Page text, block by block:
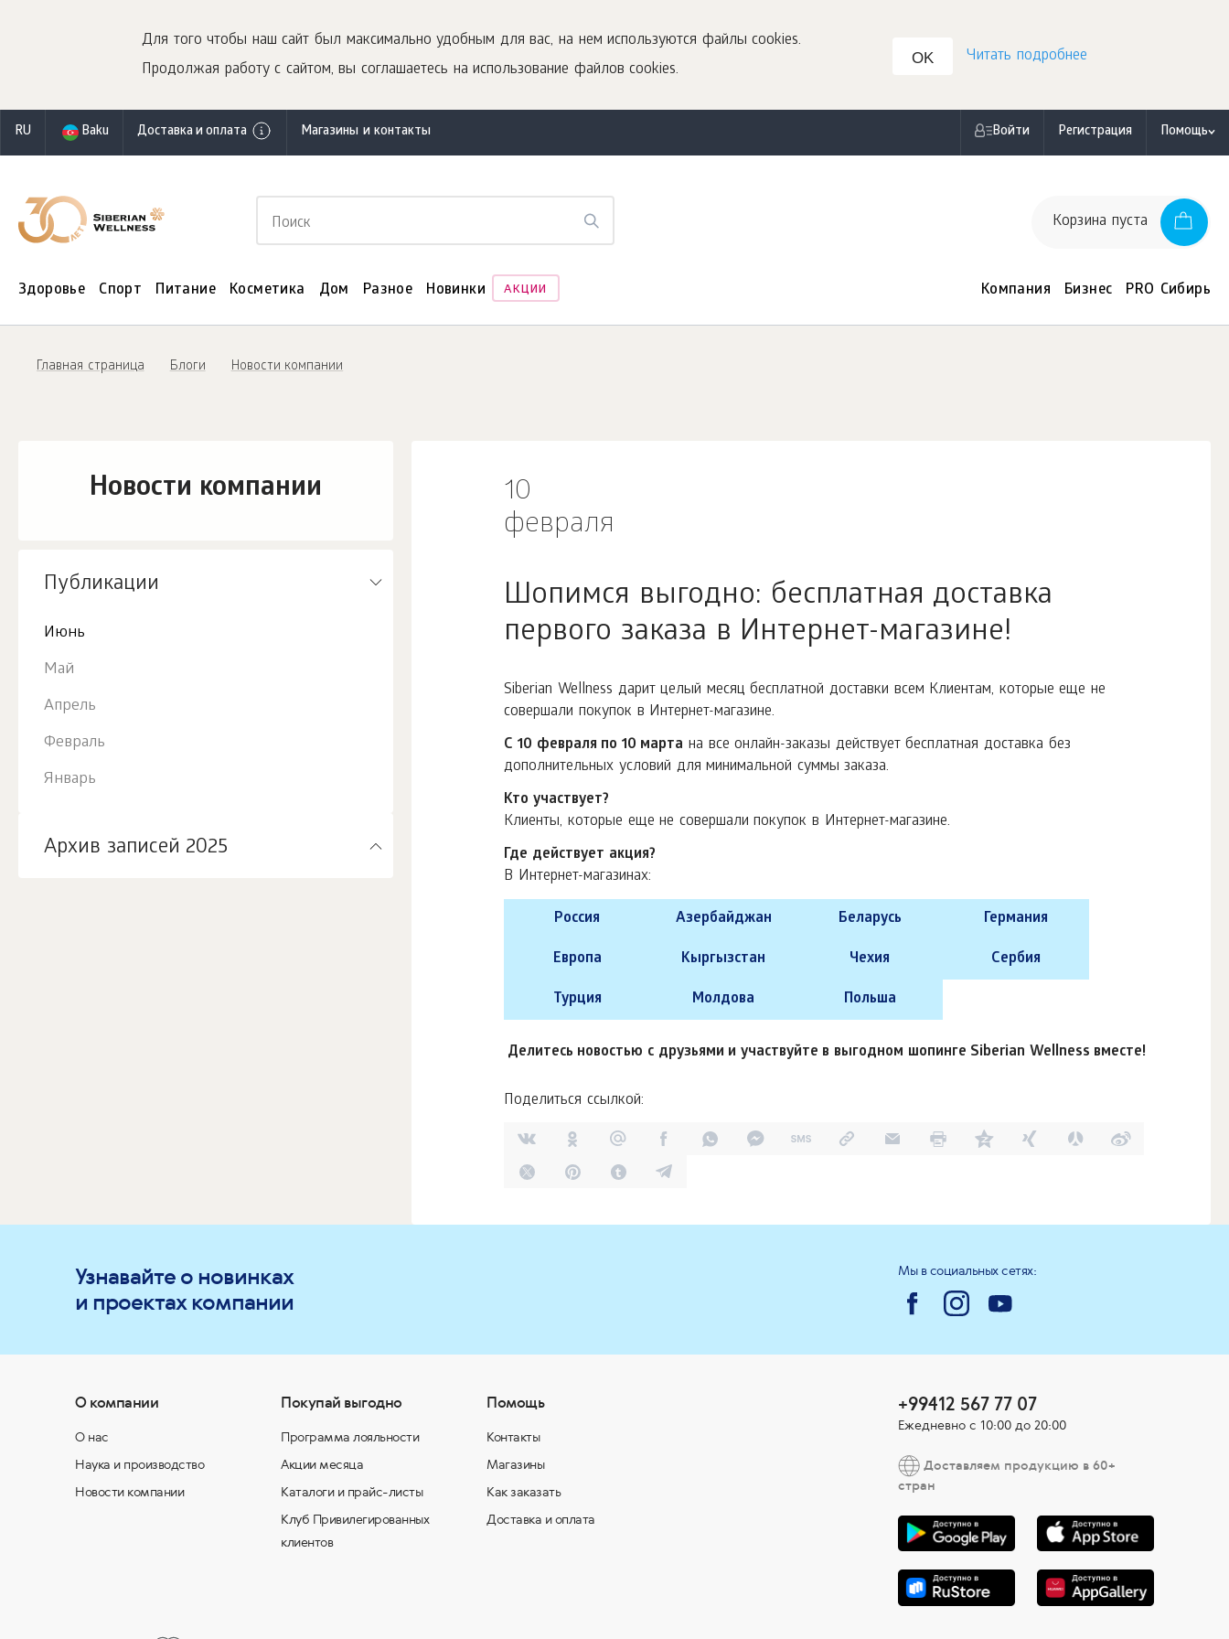
Для того чтобы наш сайт был максимально удобным для вас, на нем используются файлы cookies.
Продолжая работу с сайтом, вы соглашаетесь на использование файлов cookies.
OK Читать подробнее
RU Baku Доставка и оплата Магазины и контакты Войти Регистрация Помощь
Корзина пуста
Здоровье Спорт Питание Косметика Дом Разное Новинки АКЦИИ Компания Бизнес PRO Сибирь
Главная страница Блоги Новости компании
10
февраля
Шопимся выгодно: бесплатная доставка
первого заказа в Интернет-магазине!
Siberian Wellness дарит целый месяц бесплатной доставки всем Клиентам, которые еще не
совершали покупок в Интернет-магазине.
С 10 февраля по 10 марта на все онлайн-заказы действует бесплатная доставка без
дополнительных условий для минимальной суммы заказа.
Кто участвует?
Клиенты, которые еще не совершали покупок в Интернет-магазине.
Где действует акция?
В Интернет-магазинах:
Россия Азербайджан Беларусь Германия
Европа Кыргызстан Чехия Сербия
Турция Молдова Польша
Делитесь новостью с друзьями и участвуйте в выгодном шопинге Siberian Wellness вместе!
Поделиться ссылкой:
Новости компании
Публикации
Июнь
Май
Апрель
Февраль
Январь
Архив записей 2025
Узнавайте о новинках
и проектах компании
Мы в социальных сетях:
О компании
О нас
Наука и производство
Новости компании
Покупай выгодно
Программа лояльности
Акции месяца
Каталоги и прайс-листы
Клуб Привилегированных
клиентов
Помощь
Контакты
Магазины
Как заказать
Доставка и оплата
+99412 567 77 07
Ежедневно с 10:00 до 20:00
Доставляем продукцию в 60+
стран